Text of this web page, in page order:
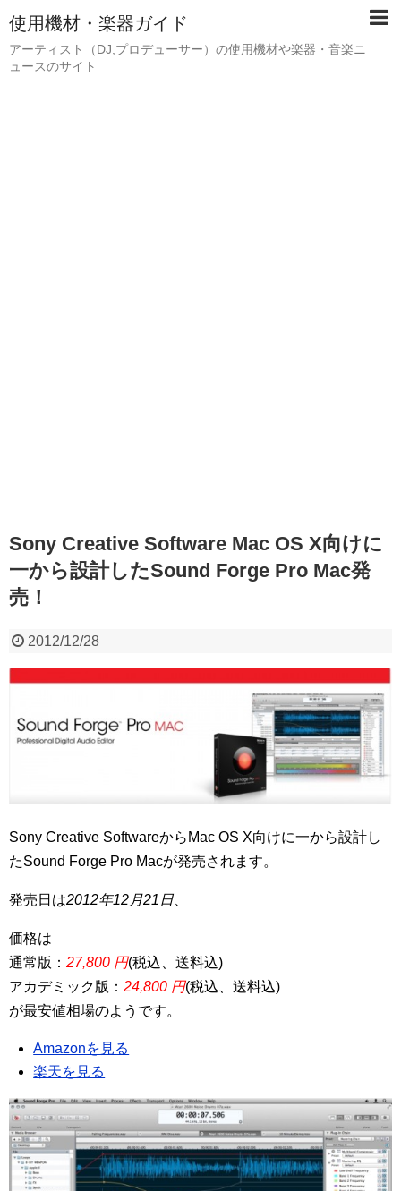
使用機材・楽器ガイド
アーティスト（DJ,プロデューサー）の使用機材や楽器・音楽ニ
ュースのサイト
Sony Creative Software Mac OS X向けに
一から設計したSound Forge Pro Mac発
売！
2012/12/28
Sony Creative SoftwareからMac OS X向けに一から設計し
たSound Forge Pro Macが発売されます。
発売日は2012年12月21日
価格は
通常版： 27,800 円(税込、送料込)
アカデミック版： 24,800 円(税込、送料込)
が最安値相場のようです。
Amazonを見る
楽天を見る